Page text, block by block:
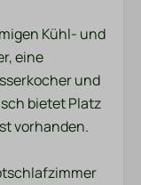
Kühl- und
eine
und
bietet Platz
vorhanden.